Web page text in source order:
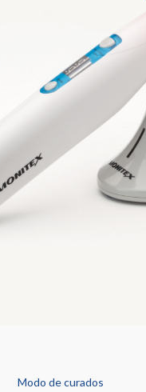
Modo de curados